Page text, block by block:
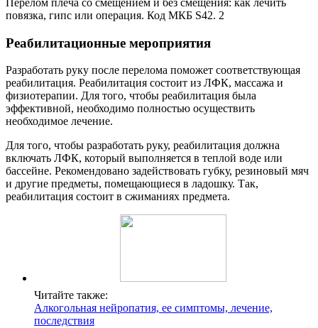
Перелом плеча со смещением и без смещения: как лечить
повязка, гипс или операция. Код МКБ S42. 2
Реабилитационные мероприятия
Разработать руку после перелома поможет соответствующая
реабилитация. Реабилитация состоит из ЛФК, массажа и
физиотерапии. Для того, чтобы реабилитация была
эффективной, необходимо полностью осуществить
необходимое лечение.
Для того, чтобы разработать руку, реабилитация должна
включать ЛФК, который выполняется в теплой воде или
бассейне. Рекомендовано задействовать губку, резиновый мяч
и другие предметы, помещающиеся в ладошку. Так,
реабилитация состоит в сжиманиях предмета.
Читайте также:
Алкогольная нейропатия, ее симптомы, лечение,
последствия